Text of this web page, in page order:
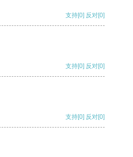
支持[0] 反对[0]
支持[0] 反对[0]
支持[0] 反对[0]